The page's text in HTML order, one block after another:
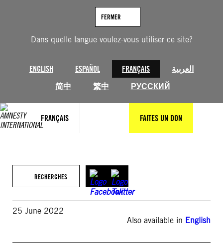
Dans quelle langue voulez-vous utiliser ce site?
ENGLISH ESPAÑOL FRANÇAIS
العربية
简中
繁中 РУССКИЙ
FERMER
FRANÇAIS FAITES UN DON
RECHERCHES
25 June 2022
Also available in English